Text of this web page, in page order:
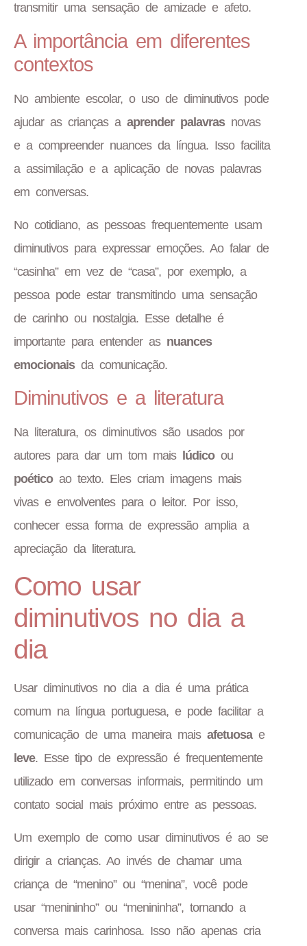
transmitir uma sensação de amizade e afeto.
A importância em diferentes
contextos
No ambiente escolar, o uso de diminutivos pode
ajudar as crianças a aprender palavrasnovas
e a compreender nuances da língua. Isso facilita
a assimilação e a aplicação de novas palavras
em conversas.
No cotidiano, as pessoas frequentemente usam
diminutivos para expressar emoções. Ao falar de
“casinha” em vez de “casa”, por exemplo, a
pessoa pode estar transmitindo uma sensação
de carinho ou nostalgia. Esse detalhe é
importante para entender as nuances
emocionaisda comunicação.
Diminutivos e a literatura
Na literatura, os diminutivos são usados por
autores para dar um tom mais
lúdicoou
poéticoao texto. Eles criam imagens mais
vivas e envolventes para o leitor. Por isso,
conhecer essa forma de expressão amplia a
apreciação da literatura.
Como usar
diminutivos no dia a
dia
Usar diminutivos no dia a dia é uma prática
comum na língua portuguesa, e pode facilitar a
comunicação de uma maneira mais afetuosae
leve. Esse tipo de expressão é frequentemente
utilizado em conversas informais, permitindo um
contato social mais próximo entre as pessoas.
Um exemplo de como usar diminutivos é ao se
dirigir a crianças. Ao invés de chamar uma
criança de “menino” ou “menina”, você pode
usar “menininho” ou “menininha”, tornando a
conversa mais carinhosa. Isso não apenas cria